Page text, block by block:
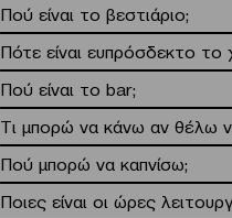
Πού είναι το βεστιάριο;
Πότε είναι ευπρόσδεκτο το
Πού είναι το bar;
Τι μπορώ να κάνω αν θέλω
Πού μπορώ να καπνίσω;
Ποιες είναι οι ώρες